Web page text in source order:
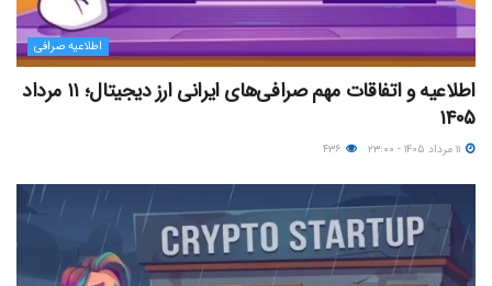
اطلاعیه صرافی
اطلاعیه و اتفاقات مهم صرافی‌های ایرانی ارز دیجیتال؛ ۱۱ مرداد
۱۴۰۵